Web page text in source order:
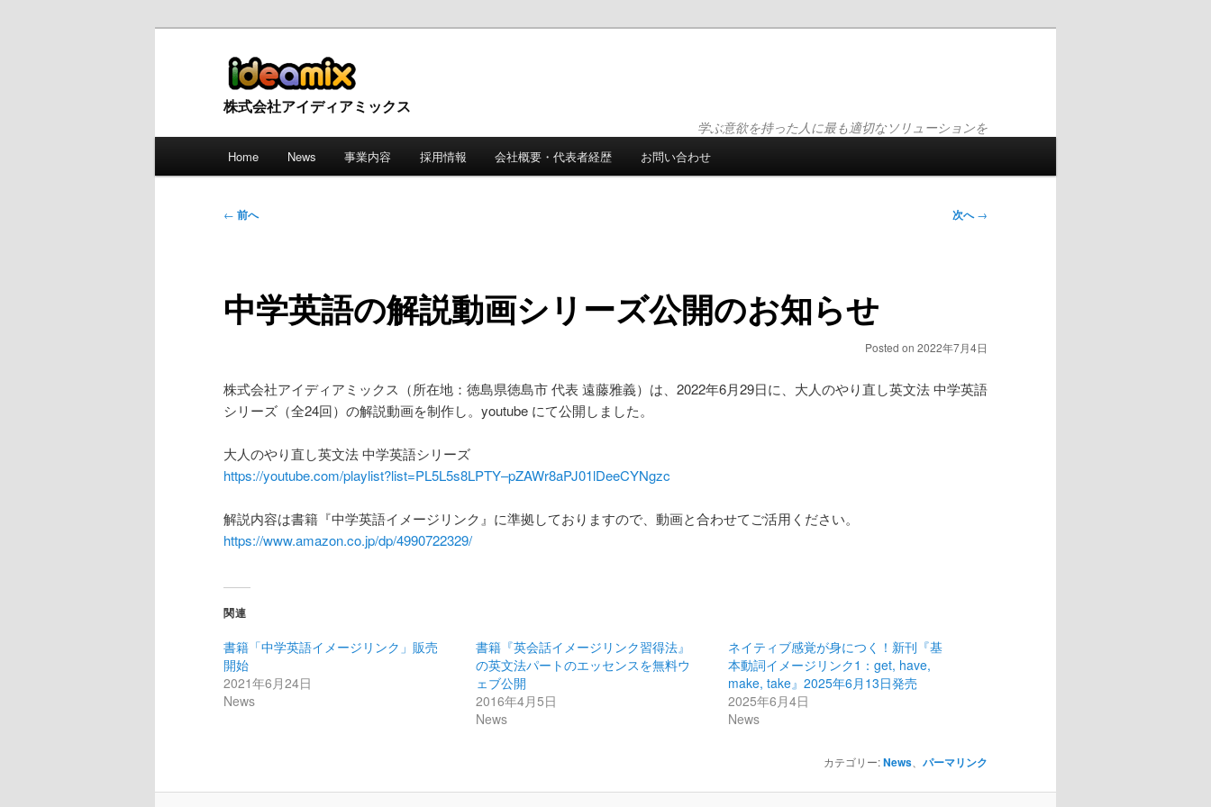
株式会社アイディアミックス
学ぶ意欲を持った人に最も適切なソリューションを
メ
コ
テ
ン
ツ
へ
サ
ン
ン
ツ
へ
移
Home News 事業内容 採用情報 会社概要・代表者経歴 お問い合わせ
投
ゲ
ー
ン
← 前へ 次へ→
中学英語の解説動画シリーズ公開のお知らせ
Posted on 2022年7月4日
株式会社アイディアミックス（所在地：徳島県徳島市 代表 遠藤雅義）は、2022年6月29日に、大人のやり直し英文法 中学英語
シリーズ（全24回）の解説動画を制作し。youtube にて公開しました。
大人のやり直し英文法 中学英語シリーズ
https://youtube.com/playlist?list=PL5L5s8LPTY–pZAWr8aPJ01lDeeCYNgzc
解説内容は書籍『中学英語イメージリンク』に準拠しておりますので、動画と合わせてご活用ください。
https://www.amazon.co.jp/dp/4990722329/
関連
書籍「中学英語イメージリンク」販売
開始
2021年6月24日
News
書籍『英会話イメージリンク習得法』
の英文法パートのエッセンスを無料ウ
ェブ公開
2016年4月5日
News
ネイティブ感覚が身につく！新刊『基
本動詞イメージリンク1：get, have,
make, take』2025年6月13日発売
2025年6月4日
News
カテゴリー:News パーマリンク